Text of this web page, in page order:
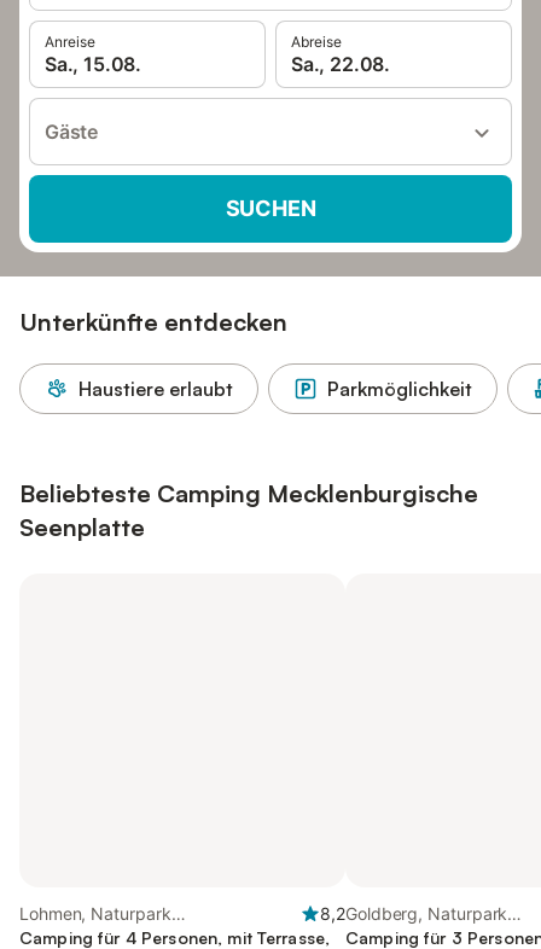
Anreise
Sa., 15.08.
Abreise
Sa., 22.08.
Gäste
SUCHEN
Unterkünfte entdecken
Haustiere erlaubt Parkmöglichkeit
Beliebteste Camping Mecklenburgische
Seenplatte
Lohmen, Naturpark
Nossentiner/Schwinzer Heide
8,2
Camping für 4 Personen, mit Terrasse,
Goldberg, Naturpark
Nossentiner/Schwinzer
Camping für 3